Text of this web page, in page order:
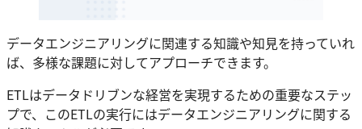
データエンジニアリングに関連する知識や知見を持っていれ
ば、多様な課題に対してアプローチできます。
ETLはデータドリブンな経営を実現するための重要なステッ
プで、このETLの実行にはデータエンジニアリングに関する